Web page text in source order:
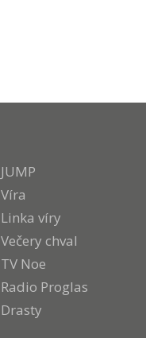
JUMP
Víra
Linka víry
Večery chval
TV Noe
Radio Proglas
Drasty